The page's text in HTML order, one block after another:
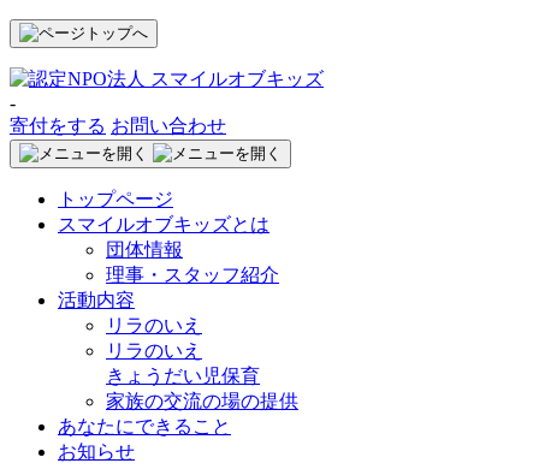
-
寄付をする お問い合わせ
トップページ
スマイルオブキッズとは
団体情報
理事・スタッフ紹介
活動内容
リラのいえ
リラのいえ
きょうだい児保育
家族の交流の場の提供
あなたにできること
お知らせ